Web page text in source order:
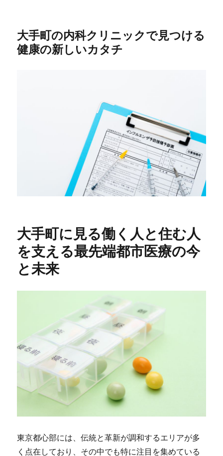
大手町の内科クリニックで見つける
健康の新しいカタチ
大手町に見る働く人と住む人
を支える最先端都市医療の今
と未来
東京都心部には、伝統と革新が調和するエリアが多
く点在しており、その中でも特に注目を集めている